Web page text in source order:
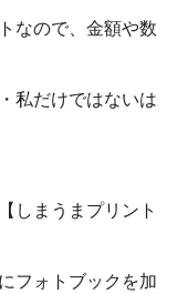
なので、金額や数
私だけではないは
しまうまプリント
フォトブックを加